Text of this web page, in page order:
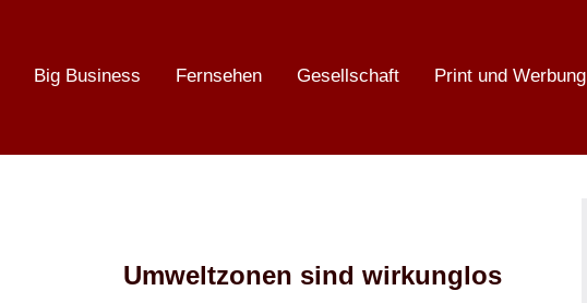
Big Business Fernsehen Gesellschaft Print und Werbung
Umweltzonen sind wirkunglos